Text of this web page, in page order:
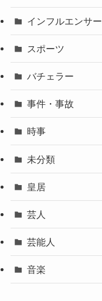
インフルエンサー
スポーツ
バチェラー
事件・事故
時事
未分類
皇居
芸人
芸能人
音楽